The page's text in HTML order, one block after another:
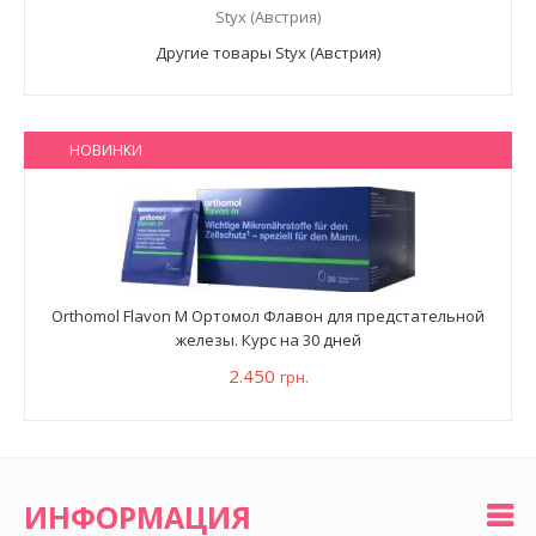
Styx (Австрия)
Другие товары Styx (Австрия)
НОВИНКИ
Orthomol Flavon M Ортомол Флавон для предстательной
железы. Курс на 30 дней
2.450 грн.
ИНФОРМАЦИЯ